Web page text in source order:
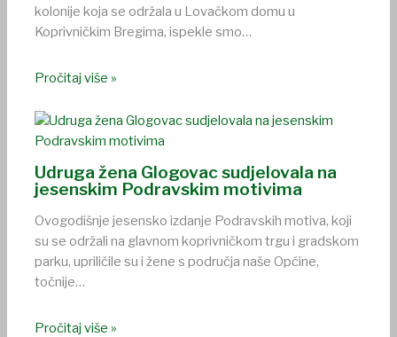
kolonije koja se održala u Lovačkom domu u
Koprivničkim Bregima, ispekle smo…
Pročitaj više »
Udruga žena Glogovac sudjelovala na
jesenskim Podravskim motivima
Ovogodišnje jesensko izdanje Podravskih motiva, koji
su se održali na glavnom koprivničkom trgu i gradskom
parku, upriličile su i žene s područja naše Općine,
točnije…
Pročitaj više »